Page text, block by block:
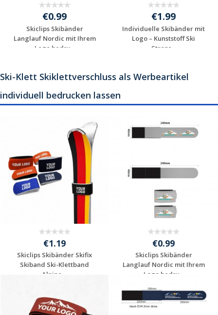
€0.99
Skiclips Skibänder
Langlauf Nordic mit Ihrem
Logo bedru...
anfragen
€1.99
Individuelle Skibänder mit
Logo – Kunststoff Ski
Straps...
anfragen
Ski-Klett Skiklettverschluss als Werbeartikel
individuell bedrucken lassen
€1.19
Skiclips Skibänder Skifix
Skiband Ski-Klettband
Alpine ...
anfragen
€0.99
Skiclips Skibänder
Langlauf Nordic mit Ihrem
Logo bedru...
Werbeartikel
anfragen